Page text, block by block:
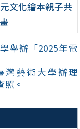
文化繪本親子共
舉辦「2025年電
灣藝術大學辦理
照。